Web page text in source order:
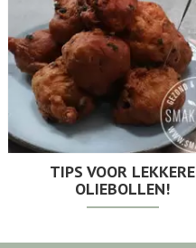
TIPS VOOR LEKKERE
OLIEBOLLEN!